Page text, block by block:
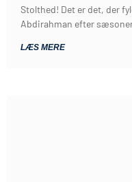
Stolthed! Det er det, der
Abdirahman efter
LÆS MERE